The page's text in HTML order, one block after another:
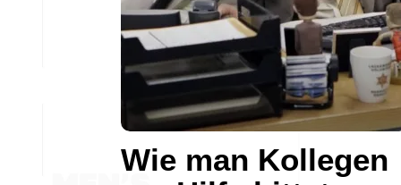
Wie man Kollegen